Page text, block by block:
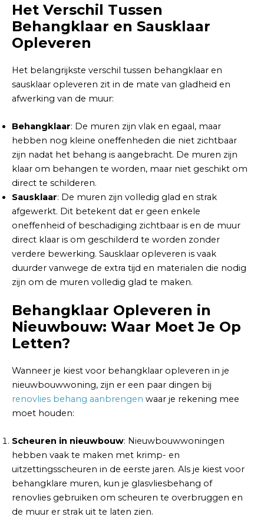
Het Verschil Tussen
Behangklaar en Sausklaar
Opleveren
Het belangrijkste verschil tussen behangklaar en
sausklaar opleveren zit in de mate van gladheid en
afwerking van de muur:
Behangklaar: De muren zijn vlak en egaal, maar
hebben nog kleine oneffenheden die niet zichtbaar
zijn nadat het behang is aangebracht. De muren zijn
klaar om behangen te worden, maar niet geschikt om
direct te schilderen.
Sausklaar: De muren zijn volledig glad en strak
afgewerkt. Dit betekent dat er geen enkele
oneffenheid of beschadiging zichtbaar is en de muur
direct klaar is om geschilderd te worden zonder
verdere bewerking. Sausklaar opleveren is vaak
duurder vanwege de extra tijd en materialen die nodig
zijn om de muren volledig glad te maken.
Behangklaar Opleveren in
Nieuwbouw: Waar Moet Je Op
Letten?
Wanneer je kiest voor behangklaar opleveren in je
nieuwbouwwoning, zijn er een paar dingen bij
renovlies behang aanbrengen waar je rekening mee
moet houden:
Scheuren in nieuwbouw: Nieuwbouwwoningen
hebben vaak te maken met krimp- en
uitzettingsscheuren in de eerste jaren. Als je kiest voor
behangklare muren, kun je glasvliesbehang of
renovlies gebruiken om scheuren te overbruggen en
de muur er strak uit te laten zien.